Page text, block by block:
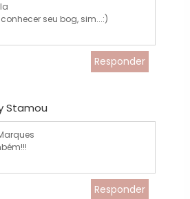
seu bog, sim...:)
Responder
Stamou
Responder